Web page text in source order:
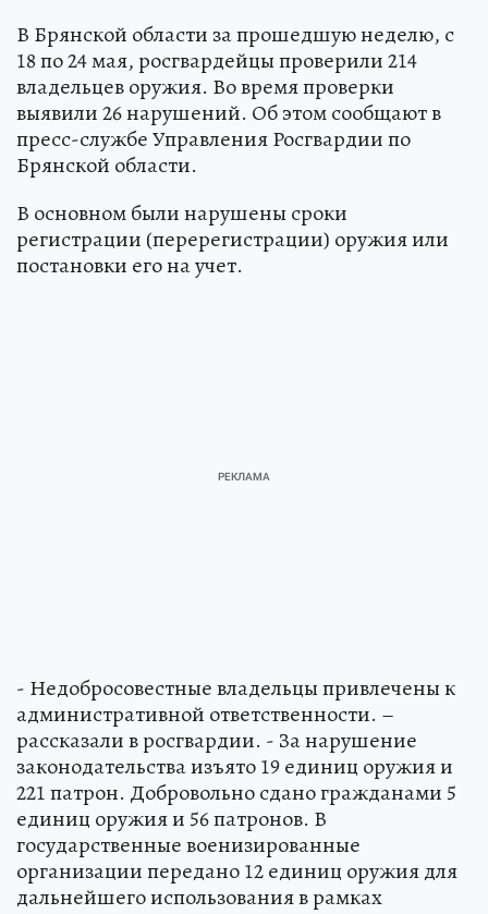
В Брянской области за прошедшую неделю, с
18 по 24 мая, росгвардейцы проверили 214
владельцев оружия. Во время проверки
выявили 26 нарушений. Об этом сообщают в
пресс-службе Управления Росгвардии по
Брянской области.
В основном были нарушены сроки
регистрации (перерегистрации) оружия или
постановки его на учет.
- Недобросовестные владельцы привлечены к
административной ответственности. –
рассказали в росгвардии. - За нарушение
законодательства изъято 19 единиц оружия и
221 патрон. Добровольно сдано гражданами 5
единиц оружия и 56 патронов. В
государственные военизированные
организации передано 12 единиц оружия для
дальнейшего использования в рамках